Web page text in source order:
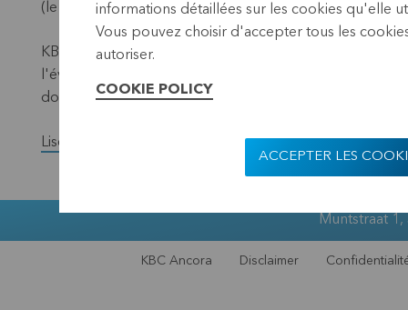
(le "dénominateur") – situation au 30 septembre 2025.
KBC Ancora publie chaque mois sur son site web et
l'évolution du nombre total de titres avec droit de
données ont changé au cours du mois précédent.
Lisez la version complète du communiqué de presse.
Muntstraat
KBC Ancora Disclaimer
informations détaillées sur les cookies qu'elle
Vous pouvez choisir d'accepter tous les
autoriser.
COOKIE POLICY
ACCEPTER LES